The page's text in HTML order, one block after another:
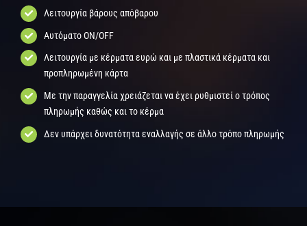
Λειτουργία βάρους απόβαρου
Αυτόματο ΟΝ/OFF
Λειτουργία με κέρματα ευρώ και με πλαστικά κέρματα και
προπληρωμένη κάρτα
Με την παραγγελία χρειάζεται να έχει ρυθμιστεί ο τρόπος
πληρωμής καθώς και το κέρμα
Δεν υπάρχει δυνατότητα εναλλαγής σε άλλο τρόπο πληρωμής